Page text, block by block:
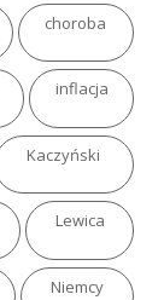
choroba
inflacja
Kaczyński
Lewica
Niemcy